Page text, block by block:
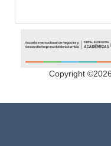
Copyright ©